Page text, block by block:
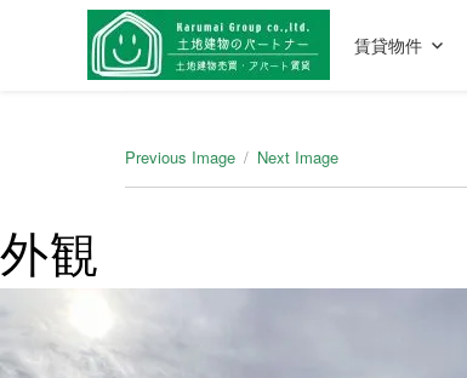
賃貸物件
Previous Image Next Image
外観